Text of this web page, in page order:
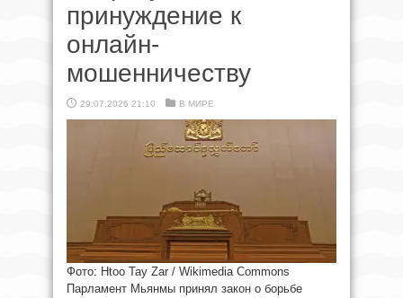
принуждение к
онлайн-
мошенничеству
29.07.2026 21:10 В МИРЕ
Фото: Htoo Tay Zar / Wikimedia Commons
Парламент Мьянмы принял закон о борьбе